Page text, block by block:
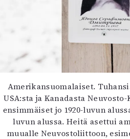
Amerikansuomalaiset.
USA:sta ja Kanadasta
ensimmäiset jo 1920-luvun
luvun alussa. Heitä asettui
muualle Neuvostoliittoon,